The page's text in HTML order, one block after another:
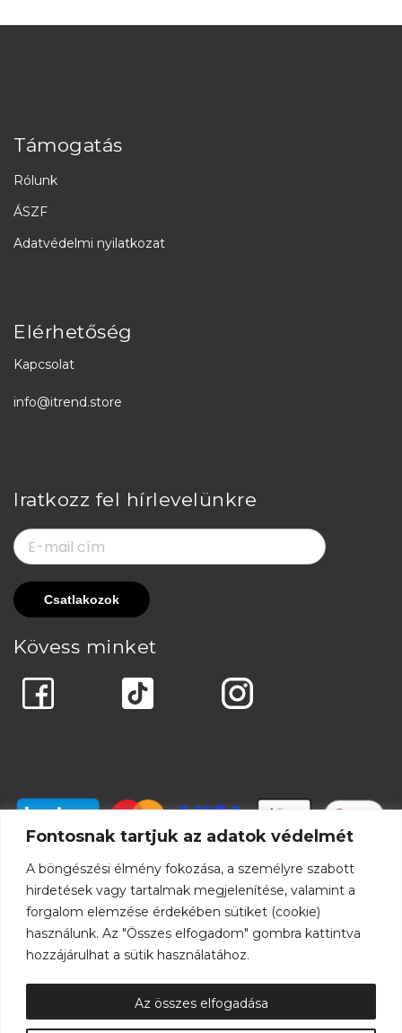
Fontosnak tartjuk az adatok védelmét
A böngészési élmény fokozása, a személyre szabott
hirdetések vagy tartalmak megjelenítése, valamint a
forgalom elemzése érdekében sütiket (cookie)
használunk. Az "Összes elfogadom" gombra kattintva
hozzájárulhat a sütik használatához.
Az összes elfogadása
Támogatás
Rólunk
ÁSZF
Adatvédelmi nyilatkozat
Elérhetőség
Kapcsolat
info@itrend.store
Iratkozz fel hírlevelünkre
Kövess minket